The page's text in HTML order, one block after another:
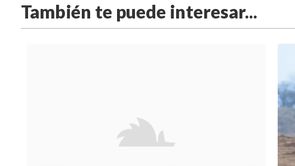
También te puede interesar...